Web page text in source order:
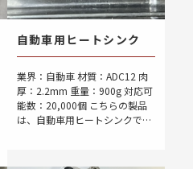
自動車用ヒートシンク
業界：自動車 材質：ADC12 肉
厚：2.2mm 重量：900g 対応可
能数：20,000個 こちらの製品
は、自動車用ヒートシンクで